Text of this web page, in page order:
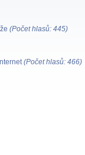
(Počet hlasů: 445)
(Počet hlasů: 466)